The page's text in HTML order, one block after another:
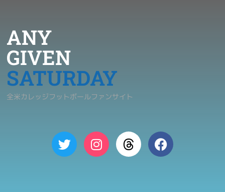
ANY
GIVEN
SATURDAY
全米カレッジフットボールファンサイト